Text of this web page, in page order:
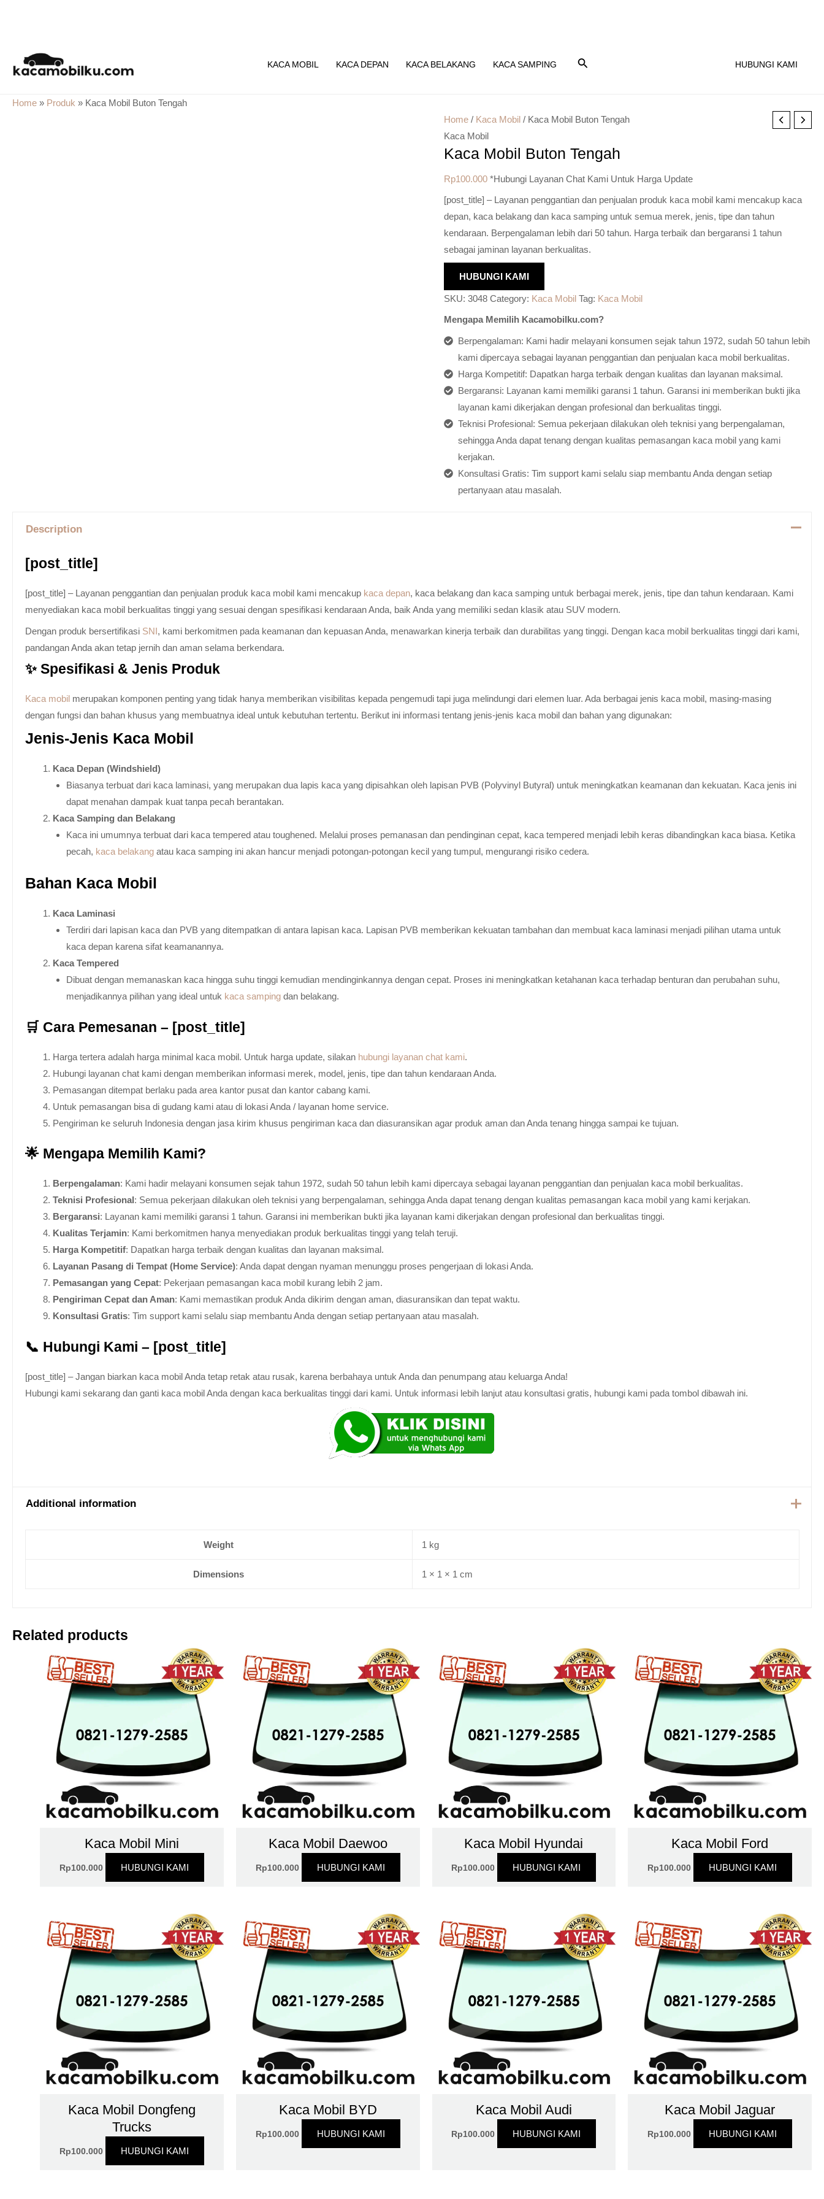
content
KACA MOBIL KACA DEPAN KACA BELAKANG KACA SAMPING HUBUNGI KAMI
Home » Produk » Kaca Mobil Buton Tengah
Home / Kaca Mobil / Kaca Mobil Buton Tengah
Kaca Mobil
Kaca Mobil Buton Tengah
Rp100.000 *Hubungi Layanan Chat Kami Untuk Harga Update
[post_title] – Layanan penggantian dan penjualan produk kaca mobil kami mencakup kaca
depan, kaca belakang dan kaca samping untuk semua merek, jenis, tipe dan tahun
kendaraan. Berpengalaman lebih dari 50 tahun. Harga terbaik dan bergaransi 1 tahun
sebagai jaminan layanan berkualitas.
HUBUNGI KAMI
SKU:3048 Category: Kaca Mobil Tag: Kaca Mobil
Mengapa Memilih Kacamobilku.com?
Berpengalaman: Kami hadir melayani konsumen sejak tahun 1972, sudah 50 tahun lebih
kami dipercaya sebagai layanan penggantian dan penjualan kaca mobil berkualitas.
Harga Kompetitif: Dapatkan harga terbaik dengan kualitas dan layanan maksimal.
Bergaransi: Layanan kami memiliki garansi 1 tahun. Garansi ini memberikan bukti jika
layanan kami dikerjakan dengan profesional dan berkualitas tinggi.
Teknisi Profesional: Semua pekerjaan dilakukan oleh teknisi yang berpengalaman,
sehingga Anda dapat tenang dengan kualitas pemasangan kaca mobil yang kami
kerjakan.
Konsultasi Gratis: Tim support kami selalu siap membantu Anda dengan setiap
pertanyaan atau masalah.
Description
[post_title]
[post_title] – Layanan penggantian dan penjualan produk kaca mobil kami mencakup kaca depan, kaca belakang dan kaca samping untuk berbagai merek, jenis, tipe dan tahun kendaraan. Kami
menyediakan kaca mobil berkualitas tinggi yang sesuai dengan spesifikasi kendaraan Anda, baik Anda yang memiliki sedan klasik atau SUV modern.
Dengan produk bersertifikasi SNI, kami berkomitmen pada keamanan dan kepuasan Anda, menawarkan kinerja terbaik dan durabilitas yang tinggi. Dengan kaca mobil berkualitas tinggi dari kami,
pandangan Anda akan tetap jernih dan aman selama berkendara.
✨ Spesifikasi & Jenis Produk
Kaca mobilmerupakan komponen penting yang tidak hanya memberikan visibilitas kepada pengemudi tapi juga melindungi dari elemen luar. Ada berbagai jenis kaca mobil, masing-masing
dengan fungsi dan bahan khusus yang membuatnya ideal untuk kebutuhan tertentu. Berikut ini informasi tentang jenis-jenis kaca mobil dan bahan yang digunakan:
Jenis-Jenis Kaca Mobil
Kaca Depan (Windshield)
Biasanya terbuat dari kaca laminasi, yang merupakan dua lapis kaca yang dipisahkan oleh lapisan PVB (Polyvinyl Butyral) untuk meningkatkan keamanan dan kekuatan. Kaca jenis ini
dapat menahan dampak kuat tanpa pecah berantakan.
Kaca Samping dan Belakang
Kaca ini umumnya terbuat dari kaca tempered atau toughened. Melalui proses pemanasan dan pendinginan cepat, kaca tempered menjadi lebih keras dibandingkan kaca biasa. Ketika
pecah, kaca belakang atau kaca samping ini akan hancur menjadi potongan-potongan kecil yang tumpul, mengurangi risiko cedera.
Bahan Kaca Mobil
Kaca Laminasi
Terdiri dari lapisan kaca dan PVB yang ditempatkan di antara lapisan kaca. Lapisan PVB memberikan kekuatan tambahan dan membuat kaca laminasi menjadi pilihan utama untuk
kaca depan karena sifat keamanannya.
Kaca Tempered
Dibuat dengan memanaskan kaca hingga suhu tinggi kemudian mendinginkannya dengan cepat. Proses ini meningkatkan ketahanan kaca terhadap benturan dan perubahan suhu,
menjadikannya pilihan yang ideal untuk kaca samping dan belakang.
🛒 Cara Pemesanan – [post_title]
Harga tertera adalah harga minimal kaca mobil. Untuk harga update, silakan hubungi layanan chat kami.
Hubungi layanan chat kami dengan memberikan informasi merek, model, jenis, tipe dan tahun kendaraan Anda.
Pemasangan ditempat berlaku pada area kantor pusat dan kantor cabang kami.
Untuk pemasangan bisa di gudang kami atau di lokasi Anda / layanan home service.
Pengiriman ke seluruh Indonesia dengan jasa kirim khusus pengiriman kaca dan diasuransikan agar produk aman dan Anda tenang hingga sampai ke tujuan.
🌟 Mengapa Memilih Kami?
Berpengalaman: Kami hadir melayani konsumen sejak tahun 1972, sudah 50 tahun lebih kami dipercaya sebagai layanan penggantian dan penjualan kaca mobil berkualitas.
Teknisi Profesional: Semua pekerjaan dilakukan oleh teknisi yang berpengalaman, sehingga Anda dapat tenang dengan kualitas pemasangan kaca mobil yang kami kerjakan.
Bergaransi: Layanan kami memiliki garansi 1 tahun. Garansi ini memberikan bukti jika layanan kami dikerjakan dengan profesional dan berkualitas tinggi.
Kualitas Terjamin: Kami berkomitmen hanya menyediakan produk berkualitas tinggi yang telah teruji.
Harga Kompetitif: Dapatkan harga terbaik dengan kualitas dan layanan maksimal.
Layanan Pasang di Tempat (Home Service): Anda dapat dengan nyaman menunggu proses pengerjaan di lokasi Anda.
Pemasangan yang Cepat: Pekerjaan pemasangan kaca mobil kurang lebih 2 jam.
Pengiriman Cepat dan Aman: Kami memastikan produk Anda dikirim dengan aman, diasuransikan dan tepat waktu.
Konsultasi Gratis: Tim support kami selalu siap membantu Anda dengan setiap pertanyaan atau masalah.
📞 Hubungi Kami – [post_title]
[post_title] – Jangan biarkan kaca mobil Anda tetap retak atau rusak, karena berbahaya untuk Anda dan penumpang atau keluarga Anda!
Hubungi kami sekarang dan ganti kaca mobil Anda dengan kaca berkualitas tinggi dari kami. Untuk informasi lebih lanjut atau konsultasi gratis, hubungi kami pada tombol dibawah ini.
Additional information
Weight 1 kg
Dimensions 1 × 1 × 1 cm
Related products
Kaca Mobil Mini
Rp100.000 HUBUNGI KAMI
Kaca Mobil Daewoo
Rp100.000 HUBUNGI KAMI
Kaca Mobil Hyundai
Rp100.000 HUBUNGI KAMI
Kaca Mobil Ford
Rp100.000 HUBUNGI KAMI
Kaca Mobil Dongfeng
Trucks
Rp100.000 HUBUNGI KAMI
Kaca Mobil BYD
Rp100.000 HUBUNGI KAMI
Kaca Mobil Audi
Rp100.000 HUBUNGI KAMI
Kaca Mobil Jaguar
Rp100.000 HUBUNGI KAMI